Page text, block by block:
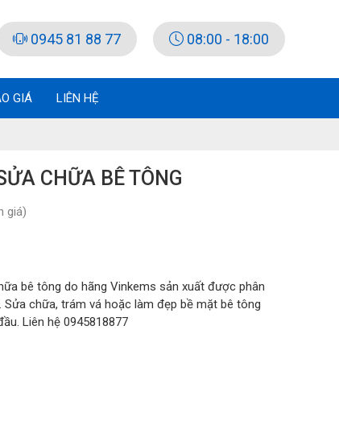
0945 81 88 77 08:00 - 18:00
GIÁ LIÊN HỆ
CHỮA BÊ TÔNG
giá)
bê tông do hãng Vinkems sản xuất được phân
chữa, trám vá hoặc làm đẹp bề mặt bê tông
Liên hệ 0945818877